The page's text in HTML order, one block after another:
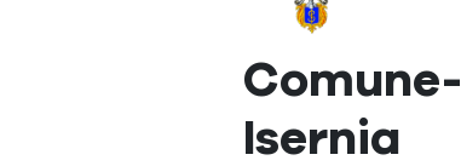
Comune-
Isernia